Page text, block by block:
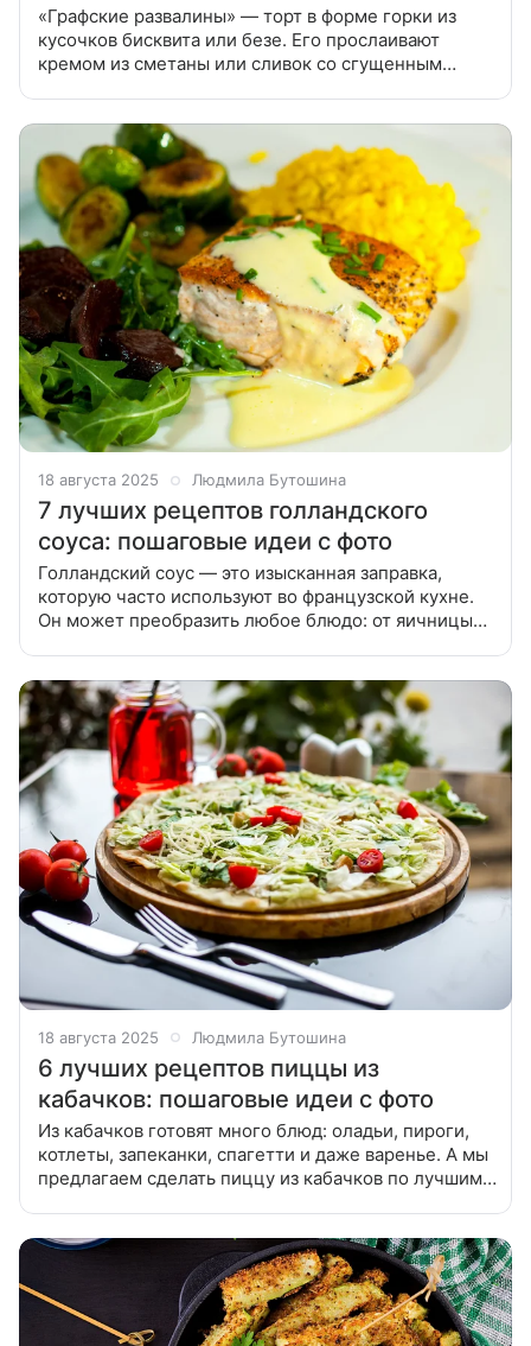
«Графские развалины» — торт в форме горки из
кусочков бисквита или безе. Его прослаивают
кремом из сметаны или сливок со сгущенным
18 августа 2025 Людмила Бутошина
7 лучших рецептов голландского
соуса: пошаговые идеи с фото
Голландский соус — это изысканная заправка,
которую часто используют во французской кухне.
Он может преобразить любое блюдо: от яичницы
18 августа 2025 Людмила Бутошина
6 лучших рецептов пиццы из
кабачков: пошаговые идеи с фото
Из кабачков готовят много блюд: оладьи, пироги,
котлеты, запеканки, спагетти и даже варенье. А мы
предлагаем сделать пиццу из кабачков по лучшим